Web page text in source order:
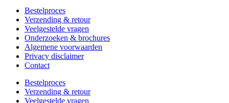
Bestelproces
Verzending & retour
Veelgestelde vragen
Onderzoeken & brochures
Algemene voorwaarden
Privacy disclaimer
Contact
Bestelproces
Verzending & retour
Veelgestelde vragen